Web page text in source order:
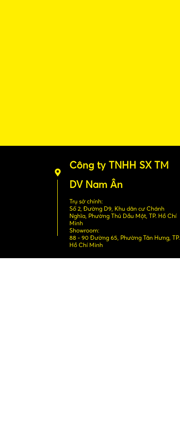
Công ty TNHH SX TM
DV Nam Ân
Trụ sở chính:
Số 2, Đường D9, Khu dân cư Chánh
Nghĩa, Phường Thủ Dầu Một, TP. Hồ Chí
Minh
Showroom:
88 - 90 Đường 65, Phường Tân Hưng, TP.
Hồ Chí Minh